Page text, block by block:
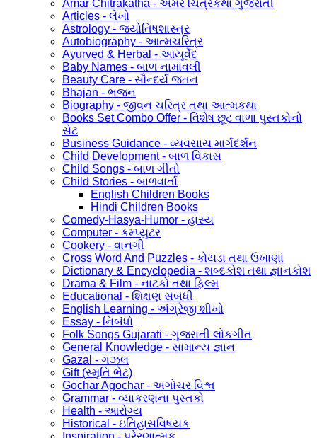
Amar Chitrakatha - અમર ચિત્રકથા ગુજરાતી
Articles - લેખો
Astrology - જ્યોતિષશાસ્ત્ર
Autobiography - આત્મચરિત્ર
Ayurved & Herbal - આયૂર્વેદ
Baby Names - બાળ નામાવલી
Beauty Care - સૌન્દર્ય જતન
Bhajan - ભજન
Biography - જીવન ચરિત્ર તથા આત્મકથા
Books Set Combo Offer - વિશેષ છૂટ વાળા પુસ્તકોનો
સેટ
Business Guidance - વ્યવસાય માર્ગદર્શન
Child Development - બાળ વિકાસ
Child Songs - બાળ ગીતો
Child Stories - બાળવાર્તા
English Children Books
Hindi Children Books
Comedy-Hasya-Humor - હાસ્ય
Computer - કમ્પ્યુટર
Cookery - વાનગી
Cross Word And Puzzles - કોયડા તથા ઉખાણાં
Dictionary & Encyclopedia - શબ્દકોશ તથા જ્ઞાનકોશ
Drama & Film - નાટકો તથા ફિલ્મ
Educational - શિક્ષણ સંબંધી
English Learning - અંગ્રેજી શીખો
Essay - નિબંધો
Folk Songs Gujarati - ગુજરાતી લોકગીત
General Knowledge - સામાન્ય જ્ઞાન
Gazal - ગઝલ
Gift (સ્મૃતિ ભેટ)
Gochar Agochar - અગોચર વિશ્વ
Grammar - વ્યાકરણના પુસ્તકો
Health - આરોગ્ય
Historical - ઇતિહાસવિષયક